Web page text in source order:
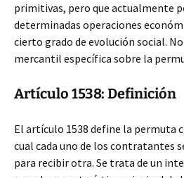
primitivas, pero que actualmente
determinadas operaciones
cierto grado de evolución social.
mercantil específica sobre la
Artículo 1538: Definición
El artículo 1538 define la permuta
cual cada uno de los contratantes
para recibir otra. Se trata de un